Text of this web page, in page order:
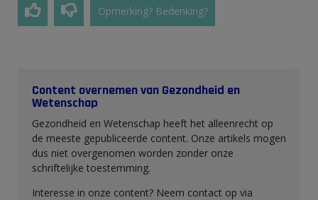
Opmerking? Bedenking?
Content overnemen van Gezondheid en
Wetenschap
Gezondheid en Wetenschap heeft het alleenrecht op
de meeste gepubliceerde content. Onze artikels mogen
dus niet overgenomen worden zonder onze
schriftelijke toestemming.
Interesse in onze content? Neem contact op via